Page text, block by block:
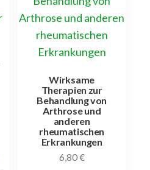
Wirksame
Therapien zur
Behandlung von
Arthrose und
anderen
rheumatischen
Erkrankungen
6,80€